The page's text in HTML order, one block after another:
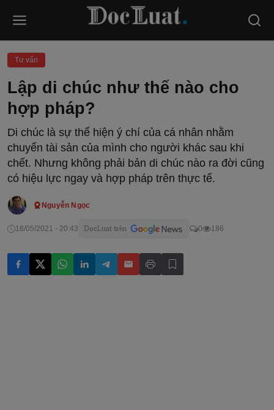
Tư vấn
Lập di chúc như thế nào cho
hợp pháp?
Di chúc là sự thể hiện ý chí của cá nhân nhằm
chuyển tài sản của mình cho người khác sau khi
chết. Nhưng không phải bản di chúc nào ra đời cũng
có hiệu lực ngay và hợp pháp trên thực tế.
Nguyễn Ngọc
18/05/2021 - 20:43 0 186